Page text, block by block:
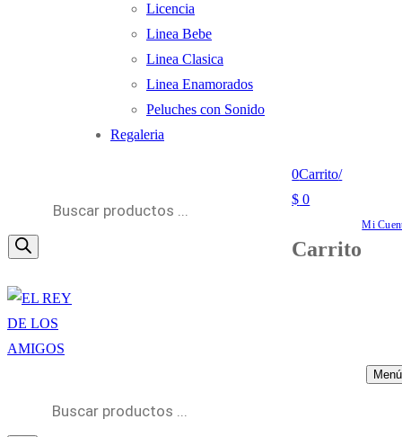
Licencia
Linea Bebe
Linea Clasica
Linea Enamorados
Peluches con Sonido
Regaleria
productos
0Carrito/
$ 0
Carrito
Mi
Menú